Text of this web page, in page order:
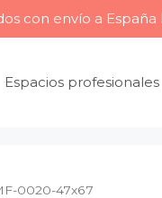
con envío a España
Espacios profesionales
0020-47x67